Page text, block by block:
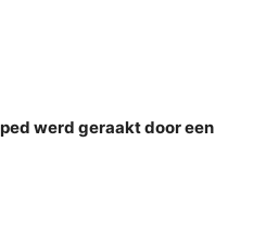
werd geraakt door een